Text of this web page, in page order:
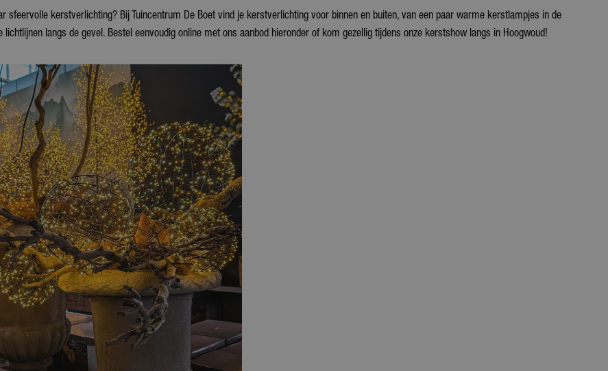
sfeervolle kerstverlichting? Bij Tuincentrum De Boet vind je kerstverlichting voor binnen en buiten, van een paar warme kerstlampjes in de
lichtlijnen langs de gevel. Bestel eenvoudig online met ons aanbod hieronder of kom gezellig tijdens onze kerstshow langs in Hoogwoud!